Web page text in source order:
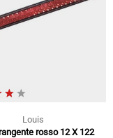
Louis
rosso 12 X 122